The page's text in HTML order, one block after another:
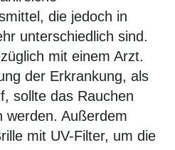
die jedoch in
unterschiedlich sind.
mit einem Arzt.
der Erkrankung, als
sollte das Rauchen
werden. Außerdem
mit UV-Filter, um die